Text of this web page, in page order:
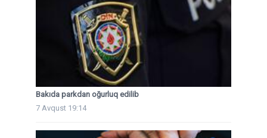
Bakıda parkdan oğurluq edilib
7 Avqust 19:14